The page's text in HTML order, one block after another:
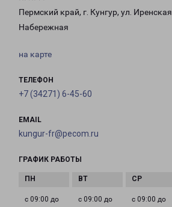
Пермский край, г. Кунгур, ул. Иренская
Набережная
на карте
ТЕЛЕФОН
+7 (34271) 6-45-60
EMAIL
kungur-fr@pecom.ru
ГРАФИК РАБОТЫ
с 09:00 до
с 09:00 до
с 09:00 до